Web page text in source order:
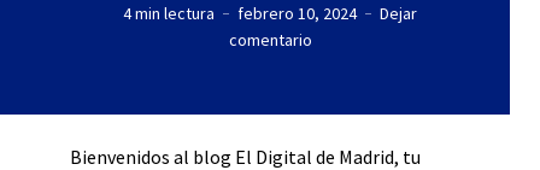
4 min lectura febrero 10, 2024
Dejar
comentario
Bienvenidos al blog El Digital de Madrid, tu